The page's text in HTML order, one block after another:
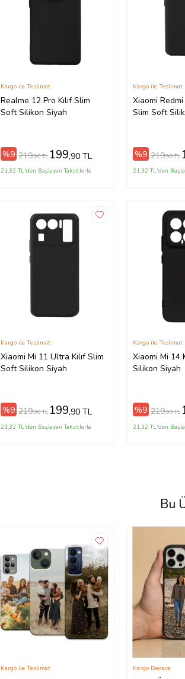
Realme 12 Pro Kılıf Slim
Soft Silikon Siyah
Kargo ile Teslimat
%9 219,90 TL 199,90 TL
21,32 TL'den Başlayan Taksitlerle
Xiaomi Redmi
Slim Soft
Kargo ile Teslimat
%9 219,90 TL
21,32 TL'den
Xiaomi Mi 11 Ultra Kılıf Slim
Soft Silikon Siyah
Kargo ile Teslimat
%9 219,90 TL 199,90 TL
21,32 TL'den Başlayan Taksitlerle
Xiaomi Mi 14
Silikon Siyah
Kargo ile Teslimat
%9 219,90 TL
21,32 TL'den
Bu
Kargo ile Teslimat Kargo Bedava